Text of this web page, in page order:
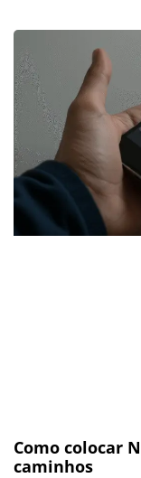
Como colocar
caminhos